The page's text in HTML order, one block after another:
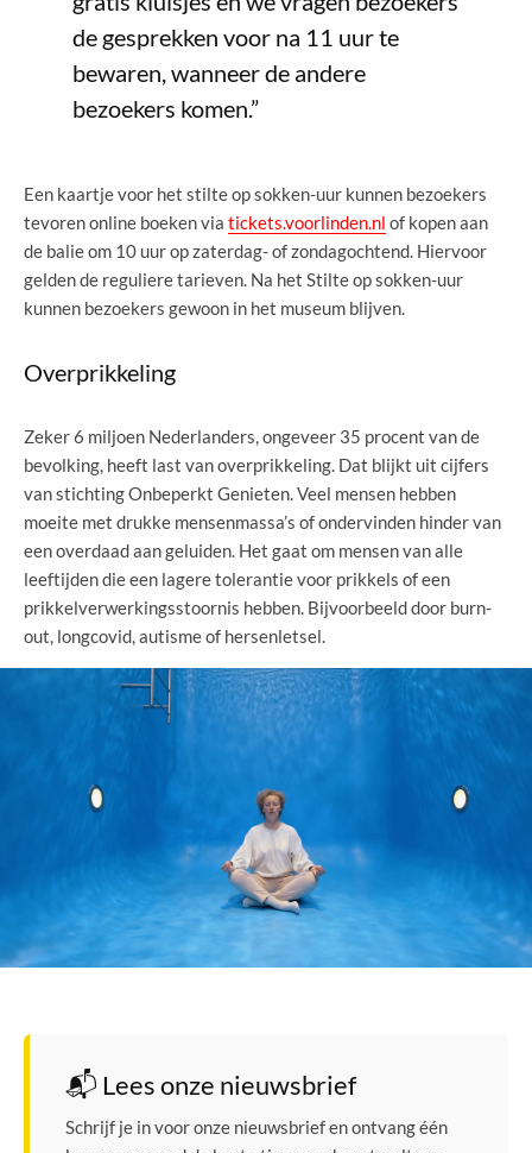
de gesprekken voor na 11 uur te
bewaren, wanneer de andere
bezoekers komen.”
Een kaartje voor het stilte op sokken-uur kunnen bezoekers
tevoren online boeken via tickets.voorlinden.nl of kopen aan
de balie om 10 uur op zaterdag- of zondagochtend. Hiervoor
gelden de reguliere tarieven. Na het Stilte op sokken-uur
kunnen bezoekers gewoon in het museum blijven.
Overprikkeling
Zeker 6 miljoen Nederlanders, ongeveer 35 procent van de
bevolking, heeft last van overprikkeling. Dat blijkt uit cijfers
van stichting Onbeperkt Genieten. Veel mensen hebben
moeite met drukke mensenmassa’s of ondervinden hinder van
een overdaad aan geluiden. Het gaat om mensen van alle
leeftijden die een lagere tolerantie voor prikkels of een
prikkelverwerkingsstoornis hebben. Bijvoorbeeld door burn-
out, longcovid, autisme of hersenletsel.
📬 Lees onze nieuwsbrief
Schrijf je in voor onze nieuwsbrief en ontvang één